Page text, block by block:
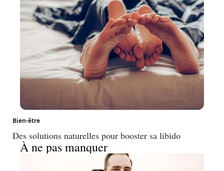
Bien-être
Des solutions naturelles pour booster sa libido
À ne pas manquer